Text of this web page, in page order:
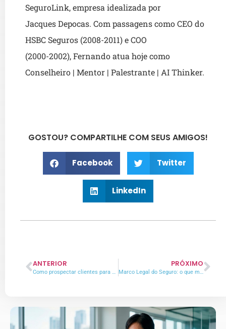
SeguroLink, empresa idealizada por
Jacques Depocas. Com passagens como CEO do
HSBC Seguros (2008-2011) e COO
(2000-2002), Fernando atua hoje como
Conselheiro | Mentor | Palestrante | AI Thinker.
GOSTOU? COMPARTILHE COM SEUS AMIGOS!
Facebook Twitter
LinkedIn
ANTERIOR PRÓXIMO